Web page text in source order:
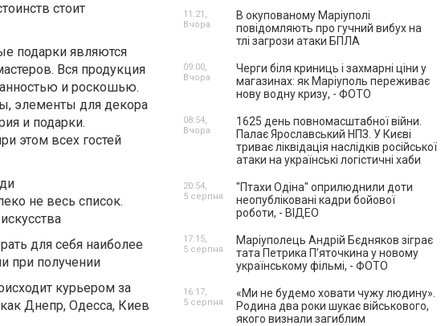
стоит
подарки являются
Вся продукция
и роскошью.
элементы для декора
и подарки.
этом всех гостей
не весь список.
для себя наиболее
при получении
курьером за
Днепр, Одесса, Киев
В окупованому Маріуполі
повідомляють про гучний вибух на
тлі загрози атаки БПЛА
11:21,
Вчора
Черги біля криниць і захмарні ціни у
магазинах: як Маріуполь переживає
нову водну кризу, - ФОТО
09:00,
Вчора
1625 день повномасштабної війни.
Палає Ярославський НПЗ. У Києві
триває ліквідація наслідків російської
атаки на українські логістичні хаби
08:54,
Вчора
"Птахи Одіна" оприлюднили доти
неопубліковані кадри бойової
роботи, - ВІДЕО
20:54,
5 серпня
Маріуполець Андрій Бєдняков зіграє
тата Петрика П’яточкина у новому
українському фільмі, - ФОТО
17:15,
5 серпня
«Ми не будемо ховати чужу людину».
Родина два роки шукає військового,
якого визнали загиблим
16:17,
5 серпня